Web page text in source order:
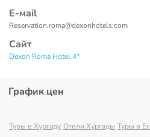
Е-маil
Reservation.roma@dexonhotels.com
Сайт
Dexon Roma Hotel 4*
График цен
Туры в Хургаду Отели Хургады Туры в